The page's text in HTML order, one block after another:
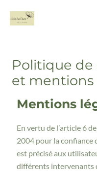
Politique
et mentions
Mentions
En vertu de l’article 6
2004 pour la confiance
est précisé aux
différents intervenants